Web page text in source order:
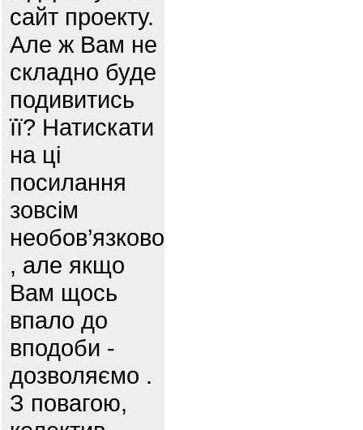
сайт проекту.
Але ж Вам не
складно буде
подивитись
її? Натискати
на ці
посилання
зовсім
необов’язково
, але якщо
Вам щось
впало до
вподоби -
дозволяємо .
З повагою,